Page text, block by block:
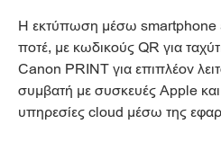
Η εκτύπωση μέσω smartphone
ποτέ, με κωδικούς QR για
Canon PRINT για επιπλέον
συμβατή με συσκευές Apple
υπηρεσίες cloud μέσω της